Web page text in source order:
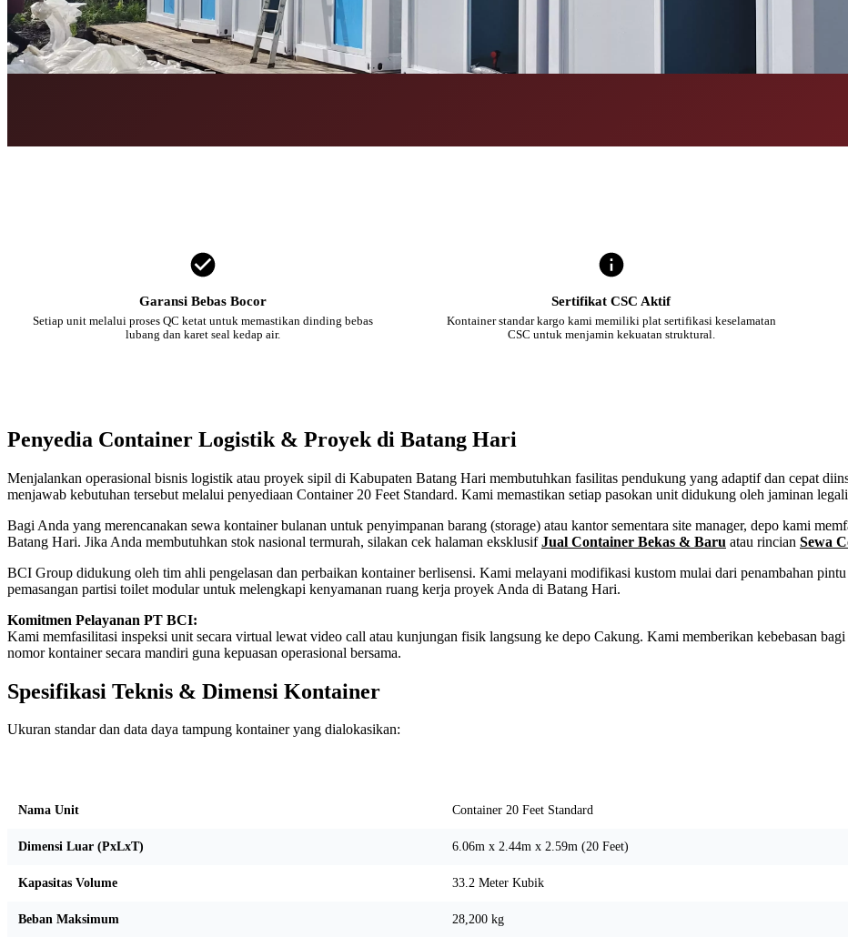
Garansi Bebas Bocor
Setiap unit melalui proses QC ketat untuk memastikan dinding bebas
lubang dan karet seal kedap air.
Sertifikat CSC Aktif
Kontainer standar kargo kami memiliki plat sertifikasi keselamatan
CSC untuk menjamin kekuatan struktural.
Penyedia Container Logistik & Proyek di Batang Hari
Menjalankan operasional bisnis logistik atau proyek sipil di Kabupaten Batang Hari membutuhkan fasilitas pendukung yang adaptif dan cepat
menjawab kebutuhan tersebut melalui penyediaan Container 20 Feet Standard. Kami memastikan setiap pasokan unit didukung oleh jaminan
Bagi Anda yang merencanakan sewa kontainer bulanan untuk penyimpanan barang (storage) atau kantor sementara site manager, depo kami
Batang Hari. Jika Anda membutuhkan stok nasional termurah, silakan cek halaman eksklusifJual Container Bekas & Baru atau rincian Sewa
BCI Group didukung oleh tim ahli pengelasan dan perbaikan kontainer berlisensi. Kami melayani modifikasi kustom mulai dari penambahan
pemasangan partisi toilet modular untuk melengkapi kenyamanan ruang kerja proyek Anda di Batang Hari.
Komitmen Pelayanan PT BCI:
Kami memfasilitasi inspeksi unit secara virtual lewat video call atau kunjungan fisik langsung ke depo Cakung. Kami memberikan kebebasan
nomor kontainer secara mandiri guna kepuasan operasional bersama.
Spesifikasi Teknis & Dimensi Kontainer
Ukuran standar dan data daya tampung kontainer yang dialokasikan:
Nama Unit Container 20 Feet Standard
Dimensi Luar (PxLxT) 6.06m x 2.44m x 2.59m (20 Feet)
Kapasitas Volume 33.2 Meter Kubik
Beban Maksimum 28,200 kg